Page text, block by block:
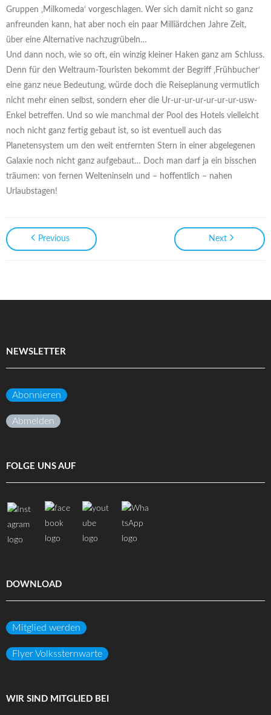
Gruppen ‚Milkomeda‘ vorgeschlagen. Wer sich damit nicht so ganz
anfreunden kann, hat aber noch ein paar Milliärdchen Jahre Zeit,
über eine Alternative nachzugrübeln…
Und dann noch, wie so oft, ein winzig kleiner Haken ganz am Schluss.
Denn für den Weltraum-Touristen bekommt der Begriff ‚Frühbucher‘
eine ganz neue Bedeutung, würde doch die Reiseplanung vermutlich
nicht mehr einen selbst, sondern eher die Ur-ur-ur-ur-ur-ur-ur-usw-
Enkel betreffen. Und so wie manchmal der Pool des Hotels vielleicht
noch nicht ganz fertig gebaut ist, so ist eventuell auch das
Planetensystem um den weit entfernten Stern in einer abgelegenen
Galaxie noch nicht ganz aufgebaut… Doch man darf ja ein bisschen
träumen: von fernen Welteninseln und – hoffentlich – nahen
Urlaubstagen!
Previous Next
NEWSLETTER
Abonnieren
Abmelden
FOLGE UNS AUF
DOWNLOAD
Mitglied werden
Flyer Volkssternwarte
WIR SIND MITGLIED BEI